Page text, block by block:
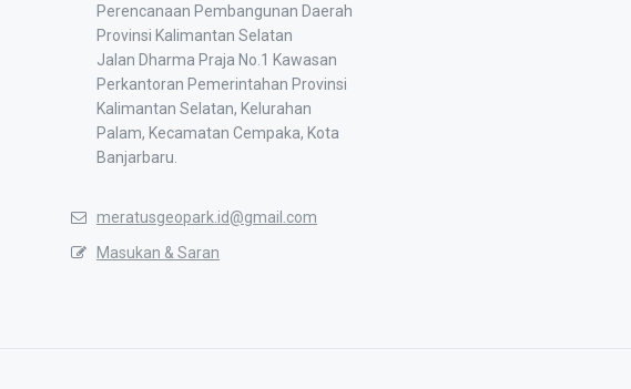
Perencanaan Pembangunan Daerah
Provinsi Kalimantan Selatan
Jalan Dharma Praja No.1 Kawasan
Perkantoran Pemerintahan Provinsi
Kalimantan Selatan, Kelurahan
Palam, Kecamatan Cempaka, Kota
Banjarbaru.
meratusgeopark.id@gmail.com
Masukan & Saran